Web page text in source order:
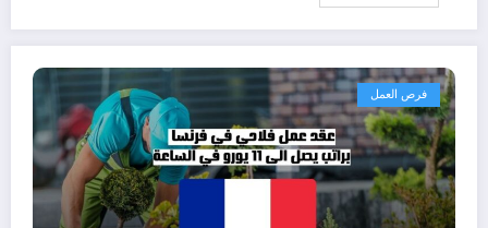
فرص العمل